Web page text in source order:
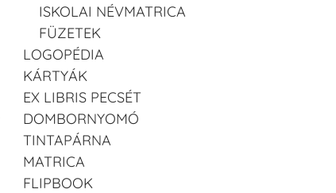
ISKOLAI NÉVMATRICA
FÜZETEK
LOGOPÉDIA
KÁRTYÁK
EX LIBRIS PECSÉT
DOMBORNYOMÓ
TINTAPÁRNA
MATRICA
FLIPBOOK